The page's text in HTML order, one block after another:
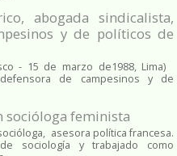
abogada sindicalista,
y de políticos de
- 15 de marzo de1988, Lima)
defensora de campesinos y de
socióloga feminista
asesora política francesa.
sociología y trabajado como